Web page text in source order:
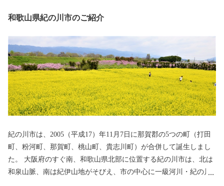
和歌山県紀の川市のご紹介
紀の川市は、2005（平成17）年11月7日に那賀郡の5つの町（打田
町、粉河町、那賀町、桃山町、貴志川町）が合併して誕生しまし
た。 大阪府のすぐ南、和歌山県北部に位置する紀の川市は、北は
和泉山脈、南は紀伊山地がそびえ、市の中心に一級河川・紀の川